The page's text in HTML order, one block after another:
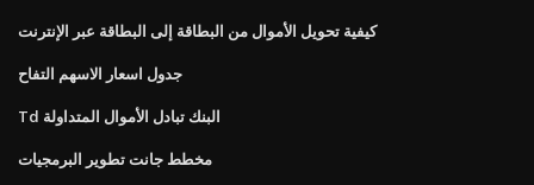
كيفية تحويل الأموال من البطاقة إلى البطاقة عبر الإنترنت
جدول اسعار الاسهم التفاح
Td البنك تبادل الأموال المتداولة
مخطط جانت تطوير البرمجيات